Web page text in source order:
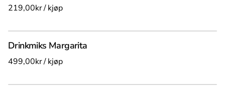
/
Drinkmiks Margarita
/